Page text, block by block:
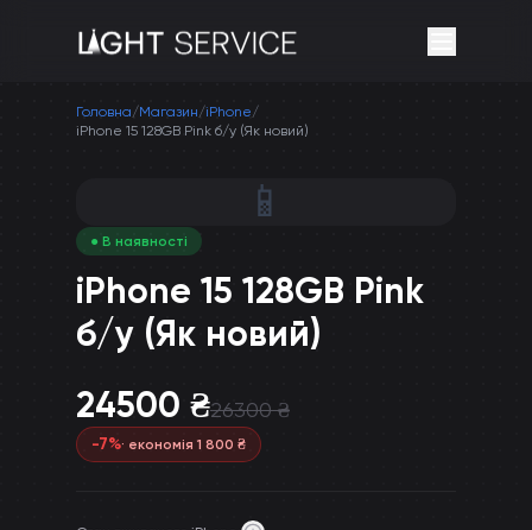
Головна/Магазин/iPhone/
iPhone 15 128GB Pink б/у (Як новий)
📱
● В наявності
iPhone 15 128GB Pink
б/у (Як новий)
24500 ₴26300₴
-7%· економія 1 800 ₴